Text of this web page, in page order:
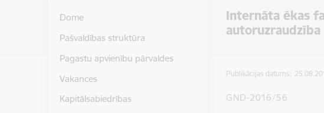
Internāta ēkas
autoruzraudzība
Dome
Pašvaldības struktūra
Pagastu apvienību pārvaldes
Vakances
Kapitālsabiedrības
Publikācijas datums:
GND-2016/56